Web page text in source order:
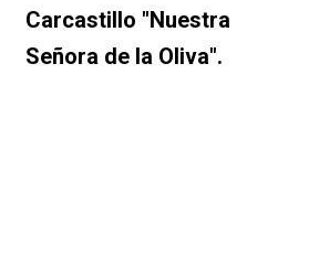
Carcastillo "Nuestra
Señora de la Oliva".